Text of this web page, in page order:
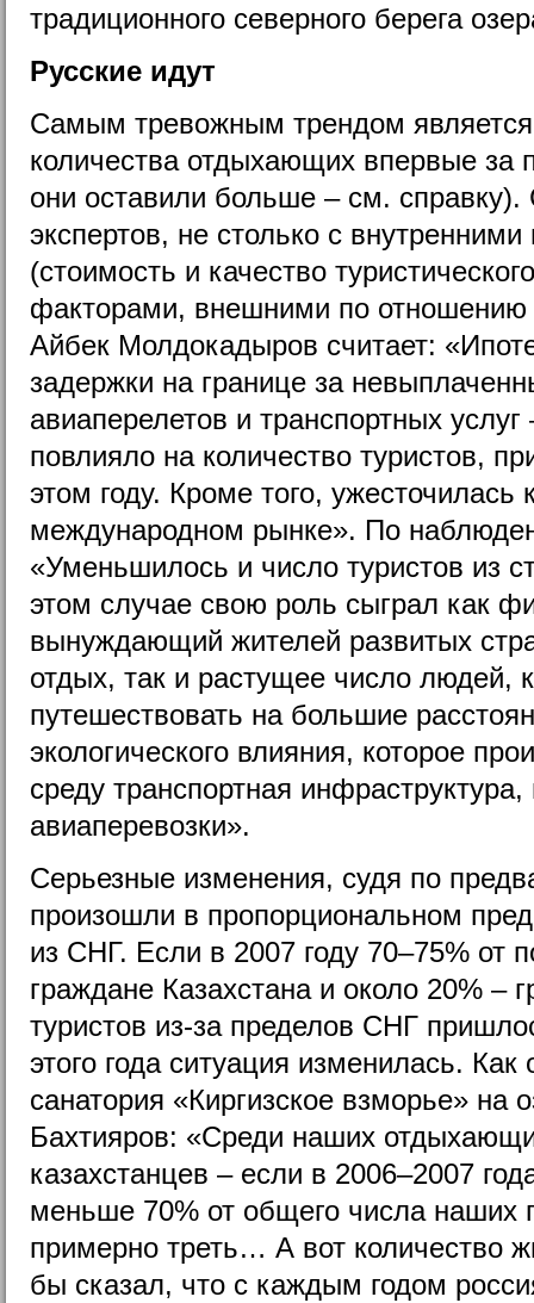
традиционного северного берега
Русские идут
Самым тревожным трендом
количества отдыхающих впервые за
они оставили больше – см.
экспертов, не столько с
(стоимость и качество
факторами, внешними по отношению
Айбек Молдокадыров считает:
задержки на границе за
авиаперелетов и транспортных услуг
повлияло на количество туристов,
этом году. Кроме того, ужесточилась
международном рынке». По
«Уменьшилось и число туристов из
этом случае свою роль сыграл как
вынуждающий жителей развитых
отдых, так и растущее число людей,
путешествовать на большие
экологического влияния, которое
среду транспортная
авиаперевозки».
Серьезные изменения, судя по
произошли в пропорциональном
из СНГ. Если в 2007 году 70–75% от
граждане Казахстана и около 20% –
туристов из-за пределов СНГ
этого года ситуация изменилась. Как
санатория «Киргизское взморье» на
Бахтияров: «Среди наших
казахстанцев – если в 2006–2007
меньше 70% от общего числа наших
примерно треть… А вот количество
бы сказал, что с каждым годом